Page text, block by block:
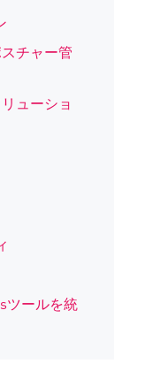
チャー管
ューショ
ツールを統